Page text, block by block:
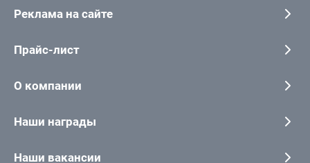
Реклама на сайте
Прайс-лист
О компании
Наши награды
Наши вакансии